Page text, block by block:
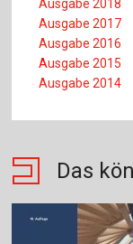
Ausgabe 2018
Ausgabe 2017
Ausgabe 2016
Ausgabe 2015
Ausgabe 2014
Das